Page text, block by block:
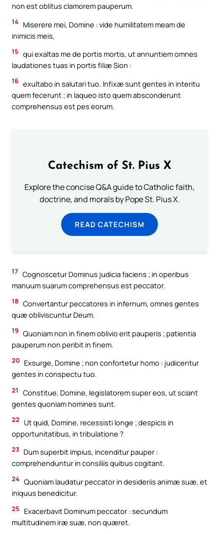
non est oblitus clamorem pauperum.
14 Miserere mei, Domine : vide humilitatem meam de
inimicis meis,
15 qui exaltas me de portis mortis, ut annuntiem omnes
laudationes tuas in portis filiæ Sion :
16 exultabo in salutari tuo. Infixæ sunt gentes in interitu
quem fecerunt ; in laqueo isto quem absconderunt
comprehensus est pes eorum.
Catechism of St. Pius X
Explore the concise Q&A guide to Catholic faith,
doctrine, and morals by Pope St. Pius X.
READ CATECHISM
17 Cognoscetur Dominus judicia faciens ; in operibus
manuum suarum comprehensus est peccator.
18 Convertantur peccatores in infernum, omnes gentes
quæ obliviscuntur Deum.
19 Quoniam non in finem oblivio erit pauperis ; patientia
pauperum non peribit in finem.
20 Exsurge, Domine ; non confortetur homo : judicentur
gentes in conspectu tuo.
21
Constitue, Domine, legislatorem super eos, ut sciant
gentes quoniam homines sunt.
22
Ut quid, Domine, recessisti longe ; despicis in
opportunitatibus, in tribulatione ?
23 Dum superbit impius, incenditur pauper :
comprehenduntur in consiliis quibus cogitant.
24 Quoniam laudatur peccator in desideriis animæ suæ, et
iniquus benedicitur.
25
Exacerbavit Dominum peccator : secundum
multitudinem iræ suæ, non quæret.